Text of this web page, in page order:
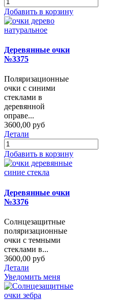
Добавить в корзину
Деревянные очки
№3375
Поляризационные
очки с синими
стеклами в
деревянной
оправе...
3600,00 руб
Детали
Добавить в корзину
Деревянные очки
№3376
Солнцезащитные
поляризационные
очки с темными
стеклами в...
3600,00 руб
Детали
Уведомить меня